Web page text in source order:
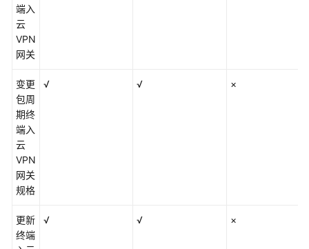
端入
云
VPN
网关
变更
包周
期终
端入
云
VPN
网关
规格
√ √ ×
更新
终端
√ √ ×